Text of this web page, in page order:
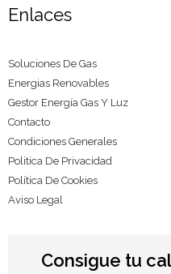
Enlaces
Soluciones De Gas
Energias Renovables
Gestor Energía Gas Y Luz
Contacto
Condiciones Generales
Politica De Privacidad
Política De Cookies
Aviso Legal
Consigue tu